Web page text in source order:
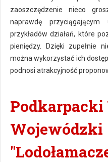
zaoszczędzenie nieco
naprawdę
przykładów działań, które
pieniędzy. Dzięki zupełnie
można wykorzystać ich
podnosi atrakcyjność
Podkarpacki
Wojewódzki